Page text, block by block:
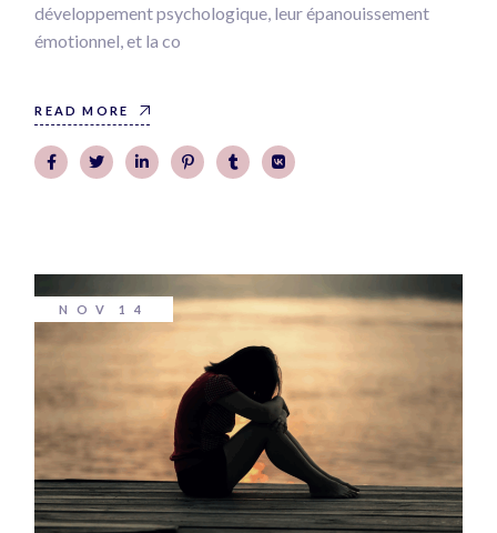
développement psychologique, leur épanouissement
émotionnel, et la co
READ MORE
NOV 14